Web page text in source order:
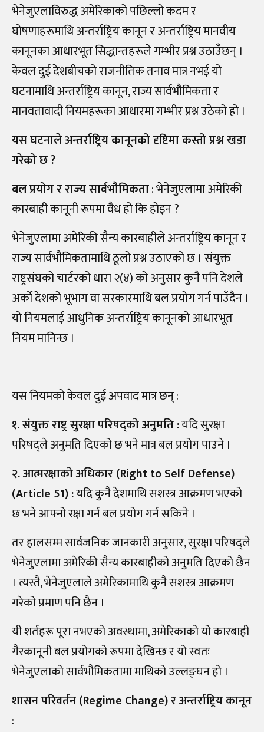
भेनेजुएलाविरुद्ध अमेरिकाको पछिल्लो कदम र
घोषणाहरूमाथि अन्तर्राष्ट्रिय कानून र अन्तर्राष्ट्रिय मानवीय
कानूनका आधारभूत सिद्धान्तहरूले गम्भीर प्रश्न उठाउँछन्‌ ।
केवल दुई देशबीचको राजनीतिक तनाव मात्र नभई यो
घटनामाथि अन्तर्राष्ट्रिय कानून, राज्य सार्वभौमिकता र
मानवतावादी नियमहरूका आधारमा गम्भीर प्रश्न उठेको हो ।
यस घटनाले अन्तर्राष्ट्रिय कानूनको दृष्टिमा कस्तो प्रश्न खडा
गरेको छ ?
बल प्रयोग र राज्य सार्वभौमिकता: भेनेजुएलामा अमेरिकी
कारबाही कानूनी रूपमा वैध हो कि होइन ?
भेनेजुएलामा अमेरिकी सैन्य कारबाहीले अन्तर्राष्ट्रिय कानून र
राज्य सार्वभौमिकतामाथि ठूलो प्रश्न उठाएको छ । संयुक्त
राष्ट्रसंघको चार्टरको धारा २(४) को अनुसार कुनै पनि देशले
अर्को देशको भूभाग वा सरकारमाथि बल प्रयोग गर्न पाउँदैन ।
यो नियमलाई आधुनिक अन्तर्राष्ट्रिय कानूनको आधारभूत
नियम मानिन्छ ।
यस नियमको केवल दुई अपवाद मात्र छन् :
१. संयुक्त राष्ट्र सुरक्षा परिषद्को अनुमति :यदि सुरक्षा
परिषद्ले अनुमति दिएको छ भने मात्र बल प्रयोग पाउने ।
२. आत्मरक्षाको अधिकार (Right to Self Defense)
(Article 51) :यदि कुनै देशमाथि सशस्त्र आक्रमण भएको
छ भने आफ्नो रक्षा गर्न बल प्रयोग गर्न सकिने ।
तर हालसम्म सार्वजनिक जानकारी अनुसार, सुरक्षा परिषद्ले
भेनेजुएलामा अमेरिकी सैन्य कारबाहीको अनुमति दिएको छैन
। त्यस्तै, भेनेजुएलाले अमेरिकामाथि कुनै सशस्त्र आक्रमण
गरेको प्रमाण पनि छैन ।
यी शर्तहरू पूरा नभएको अवस्थामा, अमेरिकाको यो कारबाही
गैरकानूनी बल प्रयोगको रूपमा देखिन्छ र यो स्वतः
भेनेजुएलाको सार्वभौमिकतामा माथिको उल्लङ्घन हो ।
शासन परिवर्तन (Regime Change) र अन्तर्राष्ट्रिय कानून
: